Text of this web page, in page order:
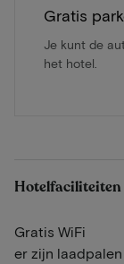
Gratis
Je kunt de
het hotel.
Hotelfaciliteiten
Gratis WiFi
er zijn